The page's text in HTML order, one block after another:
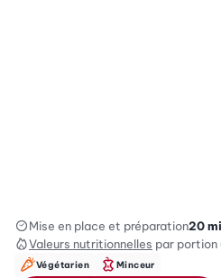
Mise en place et préparation20
Valeurs nutritionnelles par portion
Végétarien Minceur